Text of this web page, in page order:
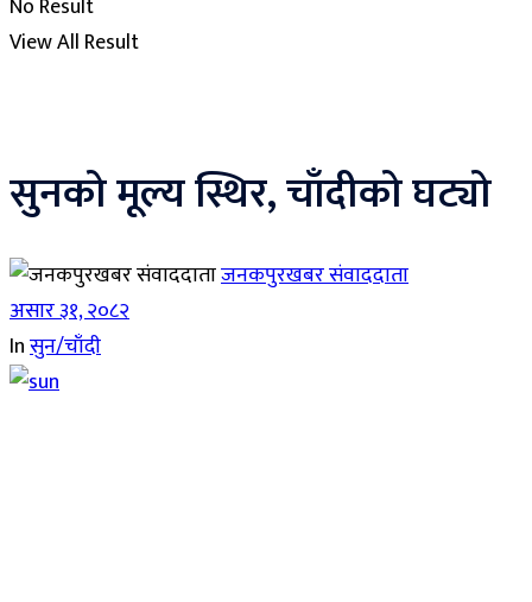
No Result
View All Result
सुनको मूल्य स्थिर, चाँदीको घट्यो
जनकपुरखबर संवाददाता
असार ३१, २०८२
Inसुन/चाँदी